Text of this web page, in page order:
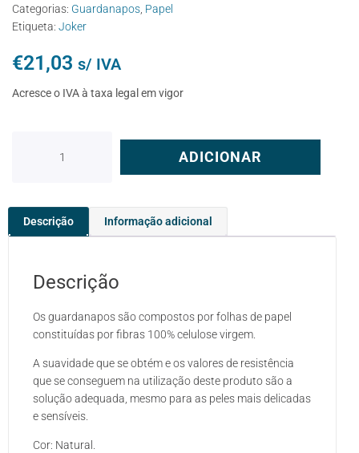
Categorias: Guardanapos Papel
Etiqueta: Joker
€21,03 s/ IVA
Acresce o IVA à taxa legal em vigor
ADICIONAR
Descrição Informação adicional
Descrição
Os guardanapos são compostos por folhas de papel
constituídas por fibras 100% celulose virgem.
A suavidade que se obtém e os valores de resistência
que se conseguem na utilização deste produto são a
solução adequada, mesmo para as peles mais delicadas
e sensíveis.
Cor: Natural.